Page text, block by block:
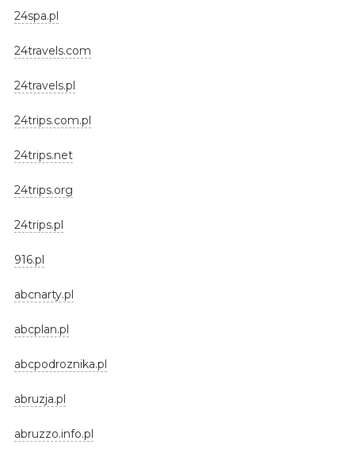
24spa.pl
24travels.com
24travels.pl
24trips.com.pl
24trips.net
24trips.org
24trips.pl
916.pl
abcnarty.pl
abcplan.pl
abcpodroznika.pl
abruzja.pl
abruzzo.info.pl